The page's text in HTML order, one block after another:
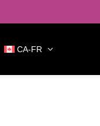
CA-FR